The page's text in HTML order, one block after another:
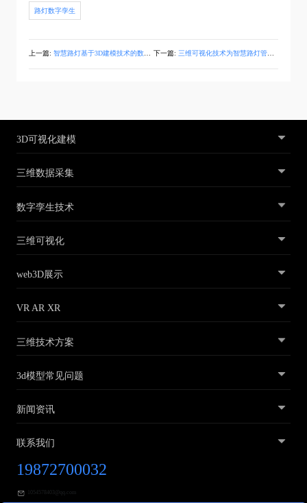
路灯数字孪生
上一篇: 智慧路灯基于3D建模技术的数字孪生模拟 下一篇: 三维可视化技术为智慧路灯管理优化带来新思路
3D可视化建模
三维数据采集
数字孪生技术
三维可视化
web3D展示
VR AR XR
三维技术方案
3d模型常见问题
新闻资讯
联系我们
19872700032
1054578403@qq.com